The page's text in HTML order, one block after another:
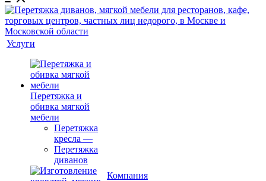
Услуги
Перетяжка и
обивка мягкой
мебели
Перетяжка
кресла —
Перетяжка
диванов
Компания